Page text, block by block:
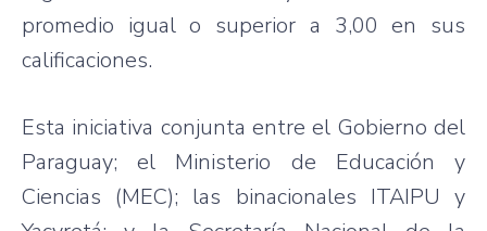
promedio igual o superior a 3,00 en sus
calificaciones.
Esta iniciativa conjunta entre el Gobierno del
Paraguay; el Ministerio de Educación y
Ciencias (MEC); las binacionales ITAIPU y